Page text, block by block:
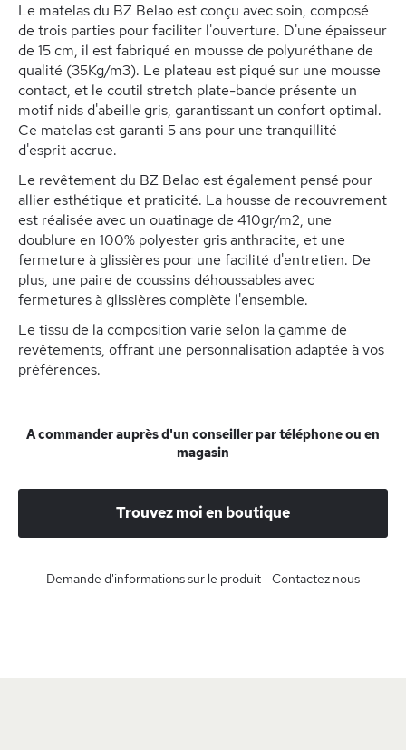
Le matelas du BZ Belao est conçu avec soin, composé
de trois parties pour faciliter l'ouverture. D'une épaisseur
de 15 cm, il est fabriqué en mousse de polyuréthane de
qualité (35Kg/m3). Le plateau est piqué sur une mousse
contact, et le coutil stretch plate-bande présente un
motif nids d'abeille gris, garantissant un confort optimal.
Ce matelas est garanti 5 ans pour une tranquillité
d'esprit accrue.
Le revêtement du BZ Belao est également pensé pour
allier esthétique et praticité. La housse de recouvrement
est réalisée avec un ouatinage de 410gr/m2, une
doublure en 100% polyester gris anthracite, et une
fermeture à glissières pour une facilité d'entretien. De
plus, une paire de coussins déhoussables avec
fermetures à glissières complète l'ensemble.
Le tissu de la composition varie selon la gamme de
revêtements, offrant une personnalisation adaptée à vos
préférences.
A commander auprès d'un conseiller par téléphone ou en
magasin
Trouvez moi en boutique
Demande d'informations sur le produit - Contactez nous